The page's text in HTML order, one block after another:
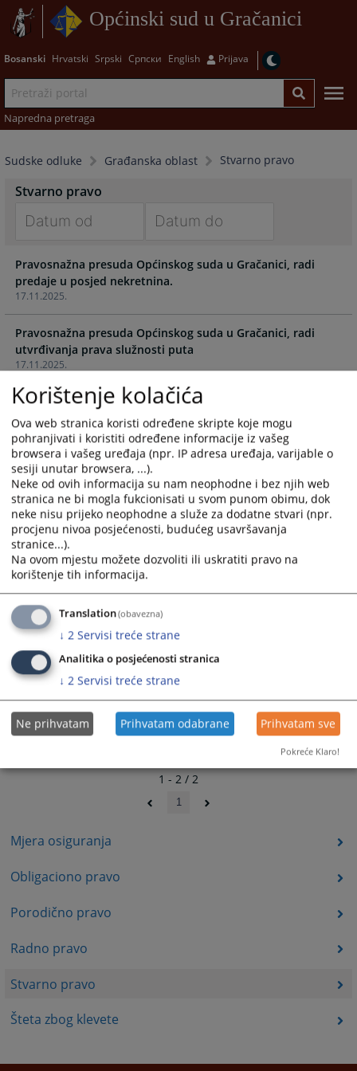
Općinski sud u Gračanici
Bosanski Hrvatski Srpski Српски English Prijava
Napredna pretraga
Sudske odluke Građanska oblast Stvarno pravo
Mjera osiguranja
Obligaciono pravo
Porodično pravo
Radno pravo
Stvarno pravo
Šteta zbog klevete
Stvarno pravo
forward
to
interact
with
the
calendar
and
select
a
date.
Press
the
question
mark
key
to
get
the
keyboard
shortcuts
for
changing
dates.
forward
to
with
the
calendar
and
select
a
date.
Press
the
question
mark
key
to
the
keyboard
shortcuts
for
changing
dates.
17.11.2025.
Pravosnažna presuda Općinskog suda u Gračanici, radi
predaje u posjed nekretnina.
17.11.2025.
Pravosnažna presuda Općinskog suda u Gračanici, radi
utvrđivanja prava služnosti puta
1 - 2 / 2
1
Korištenje kolačića
Ova web stranica koristi određene skripte koje mogu
pohranjivati i koristiti određene informacije iz vašeg
browsera i vašeg uređaja (npr. IP adresa uređaja, varijable o
sesiji unutar browsera, ...).
Neke od ovih informacija su nam neophodne i bez njih web
stranica ne bi mogla fukcionisati u svom punom obimu, dok
neke nisu prijeko neophodne a služe za dodatne stvari (npr.
procjenu nivoa posjećenosti, budućeg usavršavanja
stranice...).
Na ovom mjestu možete dozvoliti ili uskratiti pravo na
korištenje tih informacija.
Translation(obavezna)
↓ 2 Servisi treće strane
Analitika o posjećenosti stranica
↓ 2 Servisi treće strane
Ne prihvatam Prihvatam odabrane Prihvatam sve
Pokreće Klaro!